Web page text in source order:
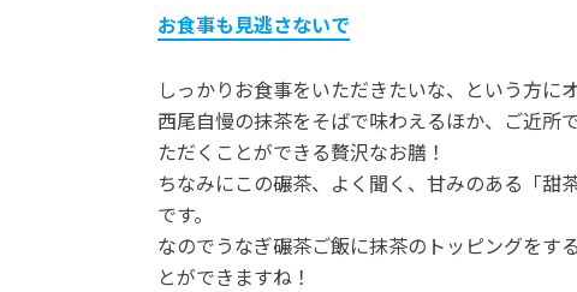
お食事も見逃さないで
しっかりお食事をいただきたいな、という方に
西尾自慢の抹茶をそばで味わえるほか、ご近所
ただくことができる贅沢なお膳！
ちなみにこの碾茶、よく聞く、甘みのある「
です。
なのでうなぎ碾茶ご飯に抹茶のトッピングをす
とができますね！